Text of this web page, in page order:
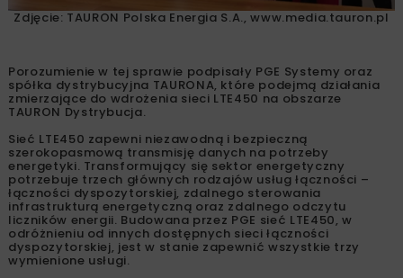
Zdjęcie: TAURON Polska Energia S.A., www.media.tauron.pl
Porozumienie w tej sprawie podpisały PGE Systemy oraz
spółka dystrybucyjna TAURONA, które podejmą działania
zmierzające do wdrożenia sieci LTE450 na obszarze
TAURON Dystrybucja.
Sieć LTE450 zapewni niezawodną i bezpieczną
szerokopasmową transmisję danych na potrzeby
energetyki. Transformujący się sektor energetyczny
potrzebuje trzech głównych rodzajów usług łączności –
łączności dyspozytorskiej, zdalnego sterowania
infrastrukturą energetyczną oraz zdalnego odczytu
liczników energii. Budowana przez PGE sieć LTE450, w
odróżnieniu od innych dostępnych sieci łączności
dyspozytorskiej, jest w stanie zapewnić wszystkie trzy
wymienione usługi.